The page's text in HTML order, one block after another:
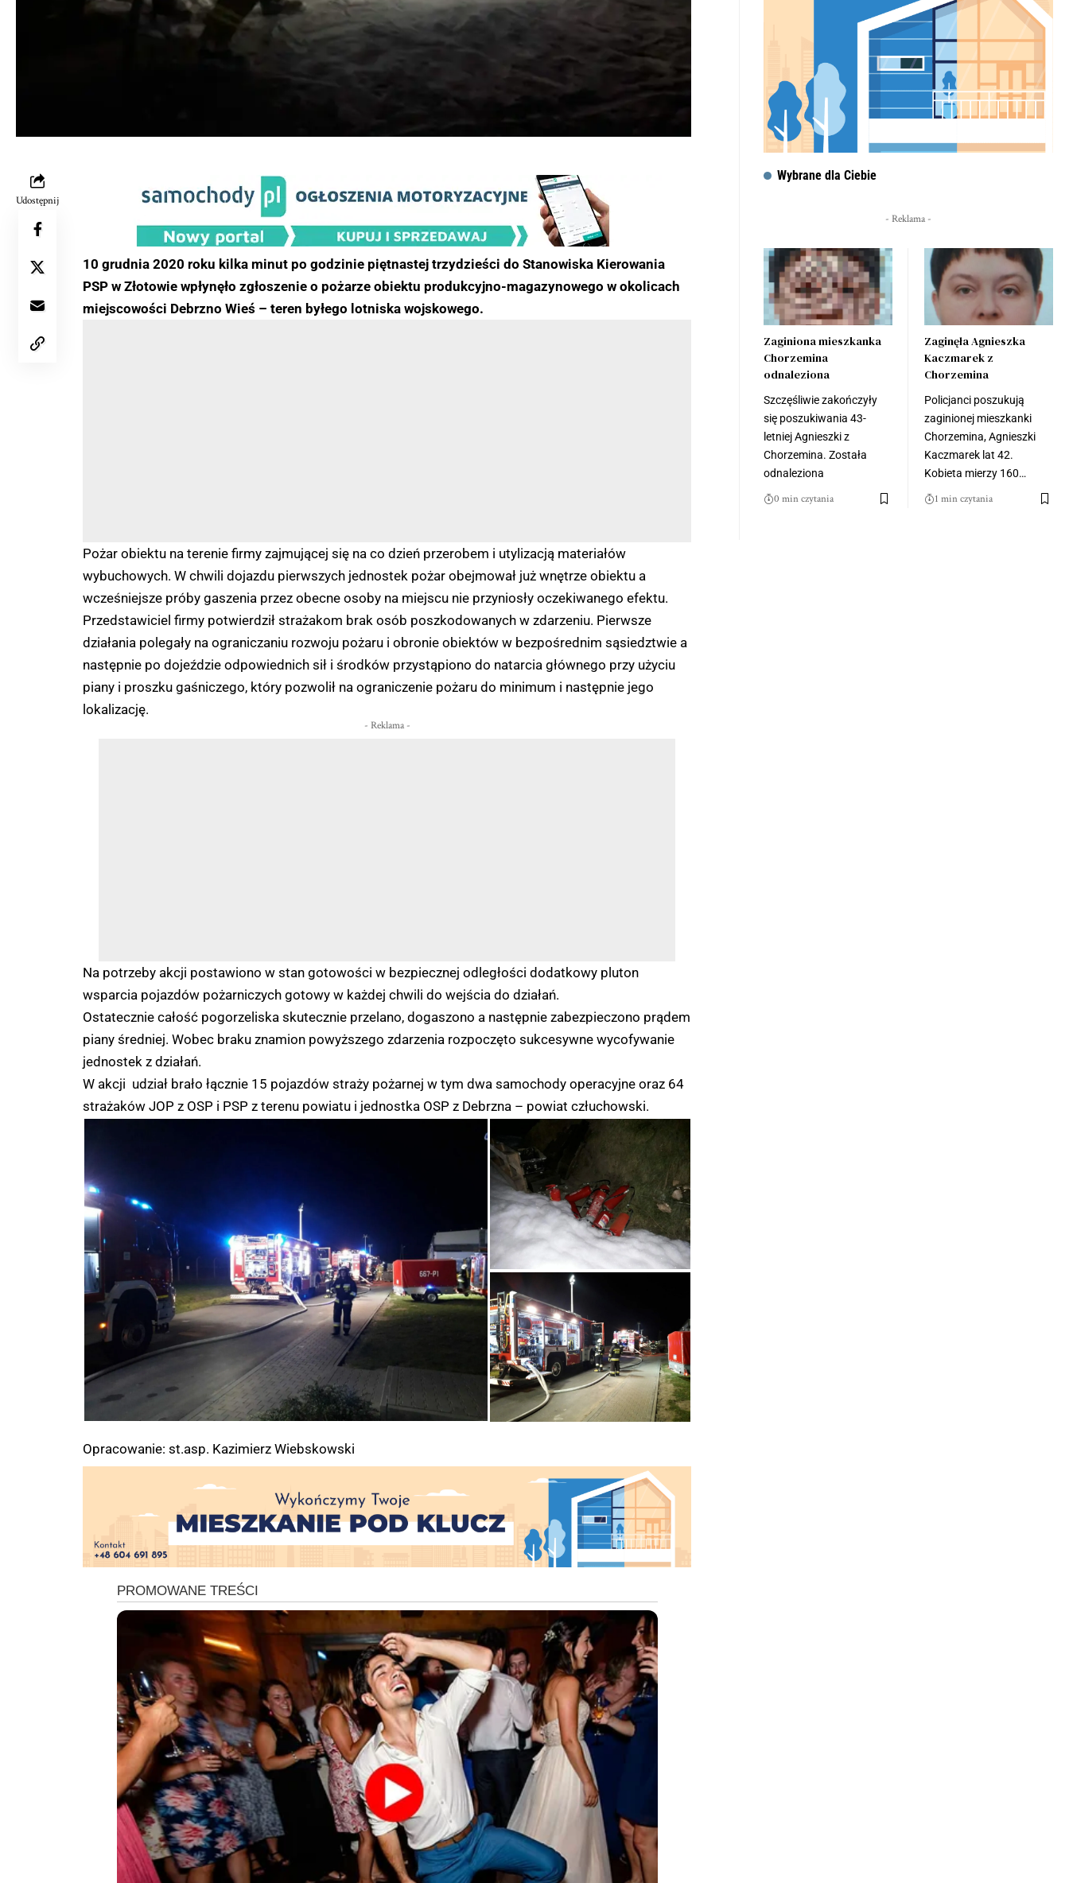
Udostępnij
10 grudnia 2020 roku kilka minut po godzinie piętnastej trzydzieści do Stanowiska Kierowania
PSP w Złotowie wpłynęło zgłoszenie o pożarze obiektu produkcyjno-magazynowego w okolicach
miejscowości Debrzno Wieś – teren byłego lotniska wojskowego.
Pożar obiektu na terenie firmy zajmującej się na co dzień przerobem i utylizacją materiałów
wybuchowych. W chwili dojazdu pierwszych jednostek pożar obejmował już wnętrze obiektu a
wcześniejsze próby gaszenia przez obecne osoby na miejscu nie przyniosły oczekiwanego efektu.
Przedstawiciel firmy potwierdził strażakom brak osób poszkodowanych w zdarzeniu. Pierwsze
działania polegały na ograniczaniu rozwoju pożaru i obronie obiektów w bezpośrednim sąsiedztwie a
następnie po dojeździe odpowiednich sił i środków przystąpiono do natarcia głównego przy użyciu
piany i proszku gaśniczego, który pozwolił na ograniczenie pożaru do minimum i następnie jego
lokalizację.
- Reklama -
Na potrzeby akcji postawiono w stan gotowości w bezpiecznej odległości dodatkowy pluton
wsparcia pojazdów pożarniczych gotowy w każdej chwili do wejścia do działań.
Ostatecznie całość pogorzeliska skutecznie przelano, dogaszono a następnie zabezpieczono prądem
piany średniej. Wobec braku znamion powyższego zdarzenia rozpoczęto sukcesywne wycofywanie
jednostek z działań.
W akcji udział brało łącznie 15 pojazdów straży pożarnej w tym dwa samochody operacyjne oraz 64
strażaków JOP z OSP i PSP z terenu powiatu i jednostka OSP z Debrzna – powiat człuchowski.
Opracowanie: st.asp. Kazimierz Wiebskowski
Wybrane dla Ciebie
- Reklama -
Zaginiona mieszkanka
Chorzemina
odnaleziona
Szczęśliwie zakończyły
się poszukiwania 43-
letniej Agnieszki z
Chorzemina. Została
odnaleziona
0 min czytania
Zaginęła Agnieszka
Kaczmarek z
Chorzemina
Policjanci poszukują
zaginionej mieszkanki
Chorzemina, Agnieszki
Kaczmarek lat 42.
Kobieta mierzy 160…
1 min czytania